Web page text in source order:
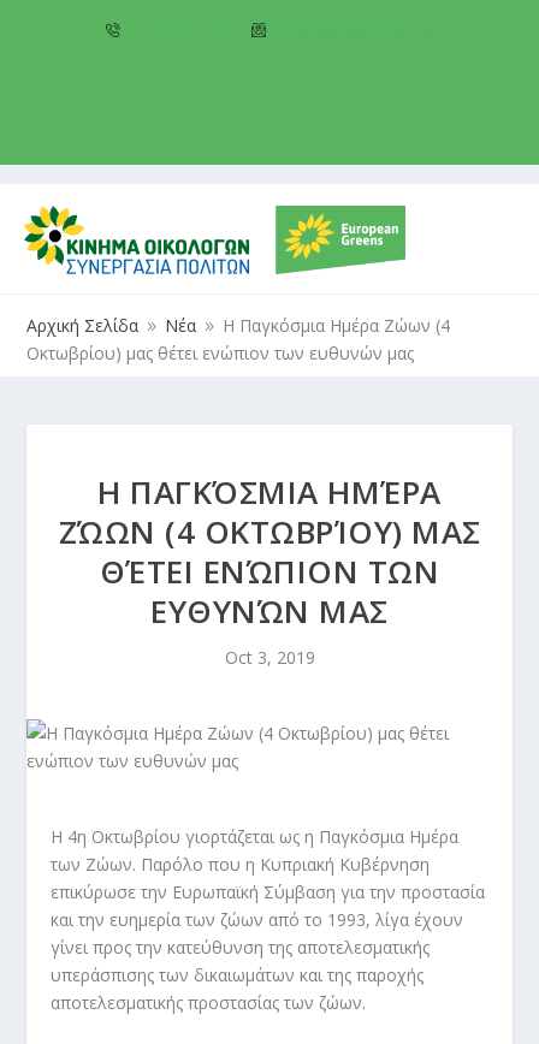
Αρχική Σελίδα 9 Νέα 9
Η Παγκόσμια Ημέρα Ζώων (4
Οκτωβρίου) μας θέτει ενώπιον των ευθυνών μας
Η ΠΑΓΚΌΣΜΙΑ ΗΜΈΡΑ
ΖΏΩΝ (4 ΟΚΤΩΒΡΊΟΥ) ΜΑΣ
ΘΈΤΕΙ ΕΝΏΠΙΟΝ ΤΩΝ
ΕΥΘΥΝΏΝ ΜΑΣ
Oct 3, 2019
Η 4η Οκτωβρίου γιορτάζεται ως η Παγκόσμια Ημέρα
των Ζώων. Παρόλο που η Κυπριακή Κυβέρνηση
επικύρωσε την Ευρωπαϊκή Σύμβαση για την προστασία
και την ευημερία των ζώων από το 1993, λίγα έχουν
γίνει προς την κατεύθυνση της αποτελεσματικής
υπεράσπισης των δικαιωμάτων και της παροχής
αποτελεσματικής προστασίας των ζώων.